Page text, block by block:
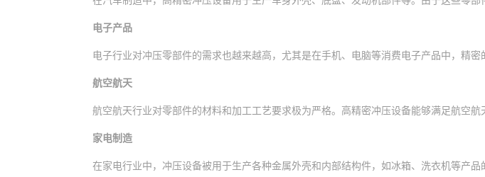
电子产品
电子行业对冲压零部件的需求也越来越高，尤其是在手机、电脑等消费电子产品中，精密
航空航天
航空航天行业对零部件的材料和加工工艺要求极为严格。高精密冲压设备能够满足航空航
家电制造
在家电行业中，冲压设备被用于生产各种金属外壳和内部结构件，如冰箱、洗衣机等产品